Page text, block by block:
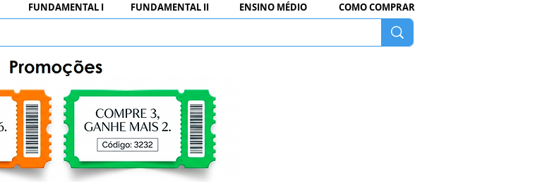
FUNDAMENTAL I FUNDAMENTAL II ENSINO MÉDIO COMO COMPRAR